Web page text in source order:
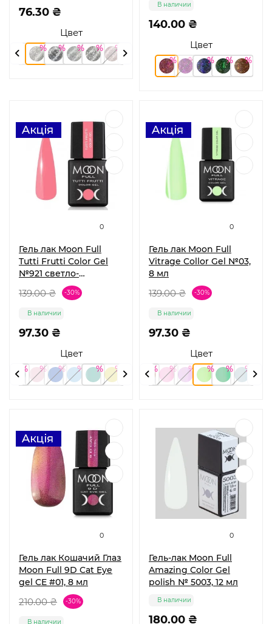
Цвет
76.30 ₴
Цвет
140.00 ₴
В наличии
0
Гель лак Moon Full
Tutti Frutti Color Gel
№921 светло-
кораловый, 8 мл
Цвет
139.00 ₴ -30%
97.30 ₴
В наличии
0
Гель лак Moon Full
Vitrage Collor Gel №03,
8 мл
Цвет
139.00 ₴ -30%
97.30 ₴
В наличии
0
Гель лак Кошачий Глаз
Moon Full 9D Cat Eye
gel CE #01, 8 мл
210.00 ₴ -30%
В наличии
0
Гель-лак Moon Full
Amazing Color Gel
polish № 5003, 12 мл
180.00 ₴
В наличии